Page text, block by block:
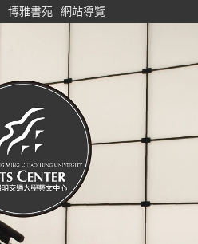
博雅書苑 網站導覽